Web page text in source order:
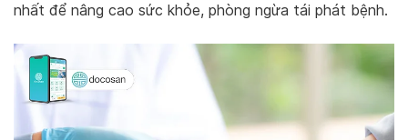
nhất để nâng cao sức khỏe, phòng ngừa tái phát bệnh.